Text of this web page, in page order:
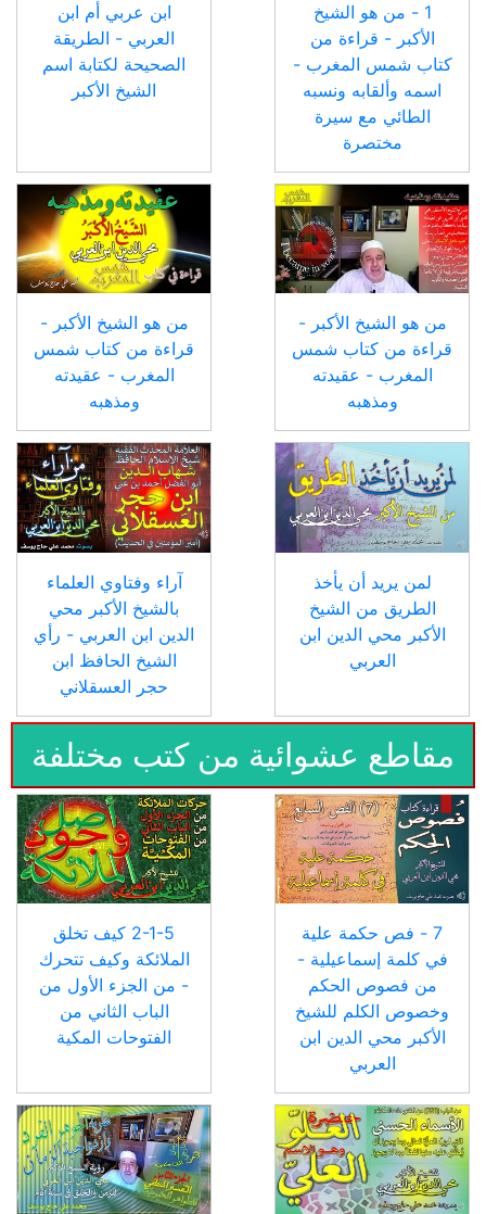
1 - من هو الشيخ
الأكبر - قراءة من
كتاب شمس المغرب -
اسمه وألقابه ونسبه
الطائي مع سيرة
مختصرة
ابن عربي أم ابن
العربي - الطريقة
الصحيحة لكتابة اسم
الشيخ الأكبر
من هو الشيخ الأكبر -
قراءة من كتاب شمس
المغرب - عقيدته
ومذهبه
من هو الشيخ الأكبر -
قراءة من كتاب شمس
المغرب - عقيدته
ومذهبه
لمن يريد أن يأخذ
الطريق من الشيخ
الأكبر محي الدين ابن
العربي
آراء وفتاوي العلماء
بالشيخ الأكبر محي
الدين ابن العربي - رأي
الشيخ الحافظ ابن
حجر العسقلاني
مقاطع عشوائية من كتب مختلفة
7 - فص حكمة علية
في كلمة إسماعيلية -
من فصوص الحكم
وخصوص الكلم للشيخ
الأكبر محي الدين ابن
العربي
2-1-5 كيف تخلق
الملائكة وكيف تتحرك
- من الجزء الأول من
الباب الثاني من
الفتوحات المكية